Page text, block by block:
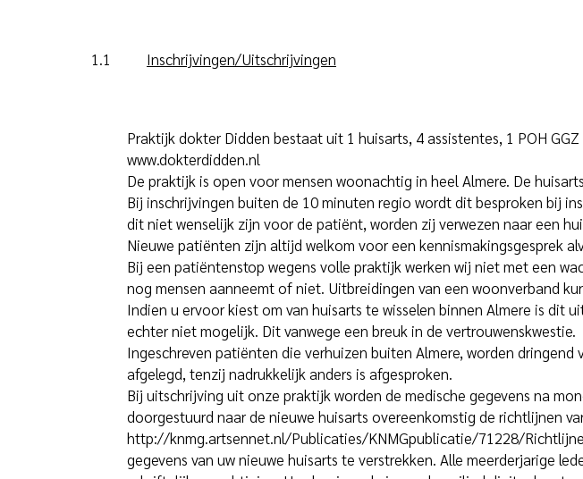
1.1 Inschrijvingen/Uitschrijvingen
Praktijk dokter Didden bestaat uit 1 huisarts, 4 assistentes, 1 POH
www.dokterdidden.nl
De praktijk is open voor mensen woonachtig in heel Almere. De
Bij inschrijvingen buiten de 10 minuten regio wordt dit besproken bij
dit niet wenselijk zijn voor de patiënt, worden zij verwezen naar een
Nieuwe patiënten zijn altijd welkom voor een kennismakingsgesprek
Bij een patiëntenstop wegens volle praktijk werken wij niet met een
nog mensen aanneemt of niet. Uitbreidingen van een woonverband
Indien u ervoor kiest om van huisarts te wisselen binnen Almere is
echter niet mogelijk. Dit vanwege een breuk in de vertrouwenskwestie.
Ingeschreven patiënten die verhuizen buiten Almere, worden
afgelegd, tenzij nadrukkelijk anders is afgesproken.
Bij uitschrijving uit onze praktijk worden de medische gegevens na
doorgestuurd naar de nieuwe huisarts overeenkomstig de richtlijnen
http://knmg.artsennet.nl/Publicaties/KNMGpublicatie/71228/
gegevens van uw nieuwe huisarts te verstrekken. Alle meerderjarige